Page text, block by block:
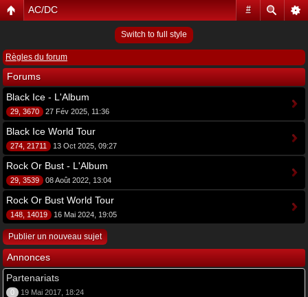
#
AC/DC
Switch to full style
Règles du forum
Forums
Black Ice - L'Album
29, 3670 27 Fév 2025, 11:36
Black Ice World Tour
274, 21711 13 Oct 2025, 09:27
Rock Or Bust - L'Album
29, 3539 08 Août 2022, 13:04
Rock Or Bust World Tour
148, 14019 16 Mai 2024, 19:05
Publier un nouveau sujet
Annonces
Partenariats
0 19 Mai 2017, 18:24